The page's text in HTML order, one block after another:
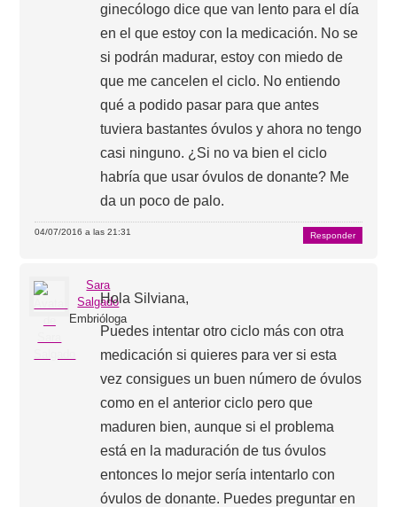
ginecólogo dice que van lento para el día
en el que estoy con la medicación. No se
si podrán madurar, estoy con miedo de
que me cancelen el ciclo. No entiendo
qué a podido pasar para que antes
tuviera bastantes óvulos y ahora no tengo
casi ninguno. ¿Si no va bien el ciclo
habría que usar óvulos de donante? Me
da un poco de palo.
04/07/2016 a las 21:31 Responder
Sara
Salgado
Embrióloga
Hola Silviana,
Puedes intentar otro ciclo más con otra
medicación si quieres para ver si esta
vez consigues un buen número de óvulos
como en el anterior ciclo pero que
maduren bien, aunque si el problema
está en la maduración de tus óvulos
entonces lo mejor sería intentarlo con
óvulos de donante. Puedes preguntar en